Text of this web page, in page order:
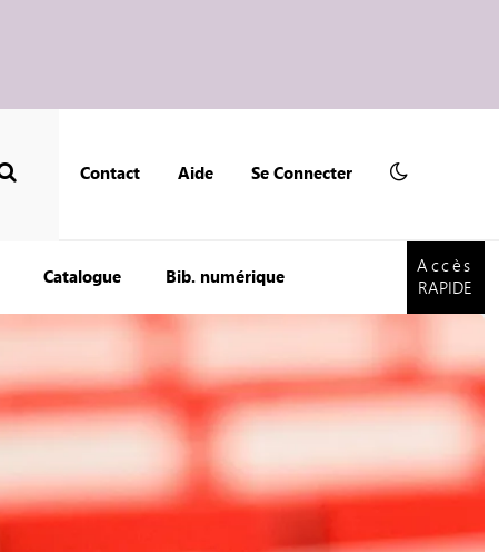
Contact Aide
Se Connecter
Catalogue Bib. numérique
Accès
RAPIDE